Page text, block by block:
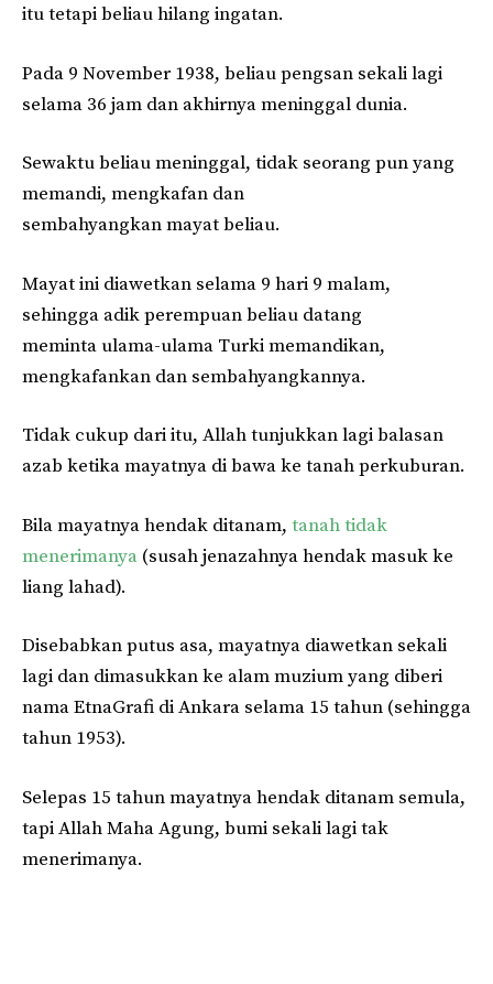
itu tetapi beliau hilang ingatan.
Pada 9 November 1938, beliau pengsan sekali lagi
selama 36 jam dan akhirnya meninggal dunia.
Sewaktu beliau meninggal, tidak seorang pun yang
memandi, mengkafan dan
sembahyangkan mayat beliau.
Mayat ini diawetkan selama 9 hari 9 malam,
sehingga adik perempuan beliau datang
meminta ulama-ulama Turki memandikan,
mengkafankan dan sembahyangkannya.
Tidak cukup dari itu, Allah tunjukkan lagi balasan
azab ketika mayatnya di bawa ke tanah perkuburan.
Bila mayatnya hendak ditanam, tanah tidak
menerimanya (susah jenazahnya hendak masuk ke
liang lahad).
Disebabkan putus asa, mayatnya diawetkan sekali
lagi dan dimasukkan ke alam muzium yang diberi
nama EtnaGrafi di Ankara selama 15 tahun (sehingga
tahun 1953).
Selepas 15 tahun mayatnya hendak ditanam semula,
tapi Allah Maha Agung, bumi sekali lagi tak
menerimanya.